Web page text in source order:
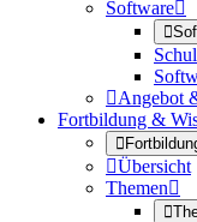
Software

Angebot
Fortbildung &

Übersicht
Themen
